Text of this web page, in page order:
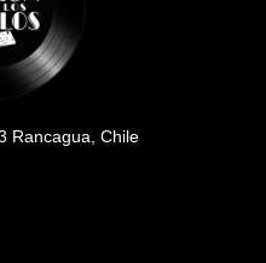
Rancagua, Chile